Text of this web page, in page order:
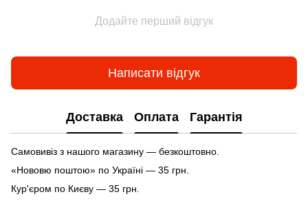
Додайте перший відгук
Написати відгук
Доставка Оплата Гарантія
Самовивіз з нашого магазину — безкоштовно.
«Нововю поштою» по Україні — 35 грн.
Кур'єром по Києву — 35 грн.